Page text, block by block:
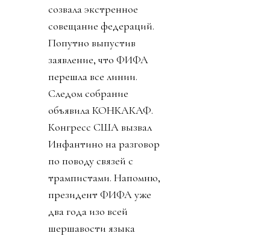
созвала экстренное
совещание федераций.
Попутно выпустив
заявление, что ФИФА
перешла все линии.
Следом собрание
объявила КОНКАКАФ.
Конгресс США вызвал
Инфантино на разговор
по поводу связей с
трампистами. Напомню,
президент ФИФА уже
два года изо всей
шершавости языка